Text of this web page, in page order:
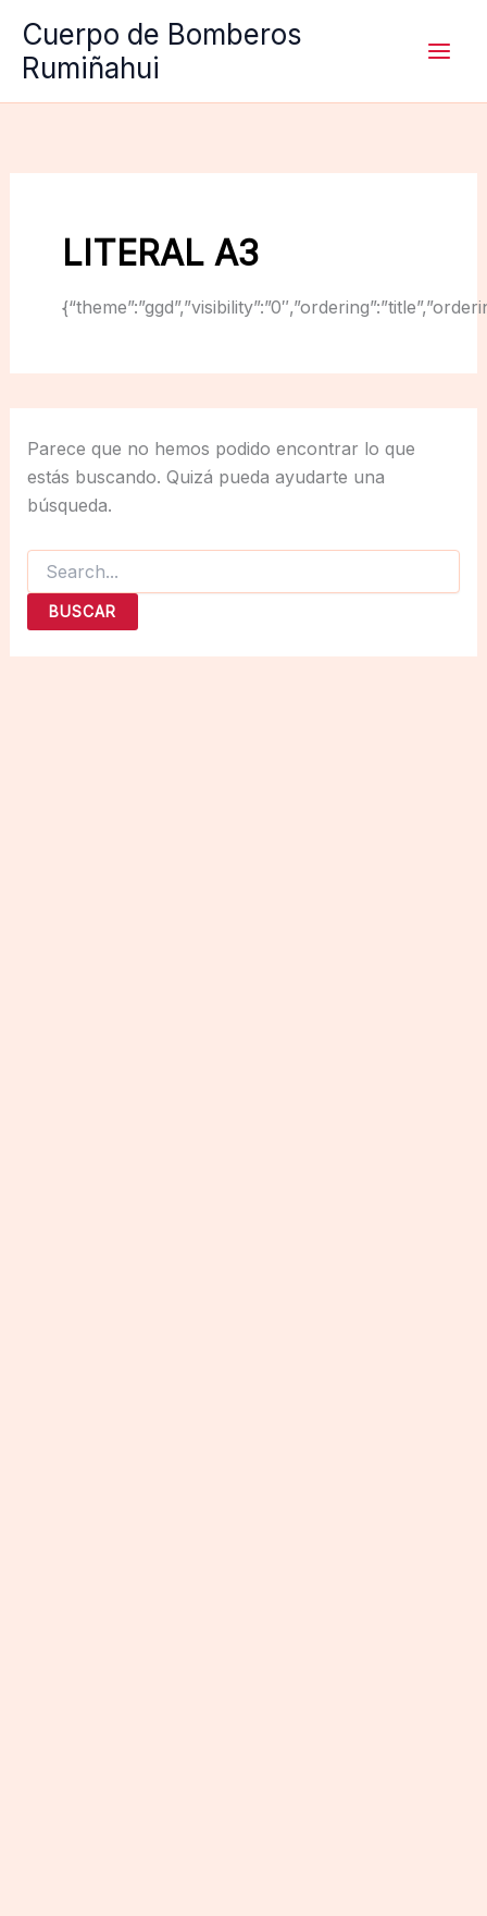
contenido
Cuerpo de Bomberos
Rumiñahui
LITERAL A3
Parece que no hemos podido encontrar lo que
estás buscando. Quizá pueda ayudarte una
búsqueda.
Buscar
por: